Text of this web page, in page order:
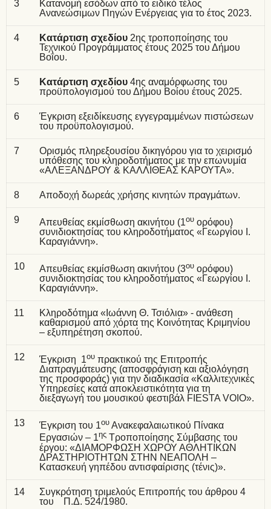
3
Κατανομή εσόδων από το ειδικό τέλος
Ανανεώσιμων Πηγών Ενέργειας για το έτος 2023.
4
Κατάρτιση σχεδίου2ης τροποποίησης του
Τεχνικού Προγράμματος έτους 2025 του Δήμου
Βοΐου.
5
Κατάρτιση σχεδίου4ης αναμόρφωσης του
προϋπολογισμού του Δήμου Βοίου έτους 2025.
6
Έγκριση εξειδίκευσης εγγεγραμμένων πιστώσεων
του προϋπολογισμού.
7
Ορισμός πληρεξουσίου δικηγόρου για το χειρισμό
υπόθεσης του κληροδοτήματος με την επωνυμία
«ΑΛΕΞΑΝΔΡΟΥ & ΚΑΛΛΙΘΕΑΣ ΚΑΡΟΥΤΑ».
8
Αποδοχή δωρεάς χρήσης κινητών πραγμάτων.
9
Απευθείας εκμίσθωση ακινήτου (1ου ορόφου)
συνιδιοκτησίας του κληροδοτήματος «Γεωργίου Ι.
Καραγιάννη».
10
Απευθείας εκμίσθωση ακινήτου (3ου ορόφου)
συνιδιοκτησίας του κληροδοτήματος «Γεωργίου Ι.
Καραγιάννη».
11
Κληροδότημα «Ιωάννη Θ. Τσιόλια» - ανάθεση
καθαρισμού από χόρτα της Κοινότητας Κριμηνίου
– εξυπηρέτηση σκοπού.
12
Έγκριση 1ου πρακτικού της Επιτροπής
Διαπραγμάτευσης (αποσφράγιση και αξιολόγηση
της προσφοράς) για την διαδικασία «Καλλιτεχνικές
Υπηρεσίες κατά αποκλειστικότητα για τη
διεξαγωγή του μουσικού φεστιβάλ FIESTA VOIO».
13
Έγκριση του 1ουΑνακεφαλαιωτικού Πίνακα
Εργασιών – 1ης Τροποποίησης Σύμβασης του
έργου: «ΔΙΑΜΟΡΦΩΣΗ ΧΩΡΟΥ ΑΘΛΗΤΙΚΩΝ
ΔΡΑΣΤΗΡΙΟΤΗΤΩΝ ΣΤΗΝ ΝΕΑΠΟΛΗ –
Κατασκευή γηπέδου αντισφαίρισης (τένις)».
14
Συγκρότηση τριμελούς Επιτροπής του άρθρου 4
του Π.Δ. 524/1980.